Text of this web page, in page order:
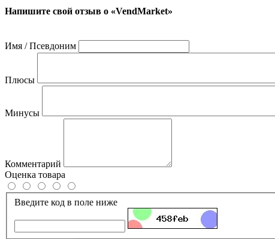
Напишите свой отзыв о «VendMarket»
Имя / Псевдоним
Плюсы
Минусы
Комментарий
Оценка товара
Введите код в поле ниже